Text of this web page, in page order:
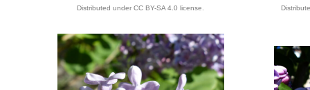
Distributed under CC BY-SA 4.0 license.